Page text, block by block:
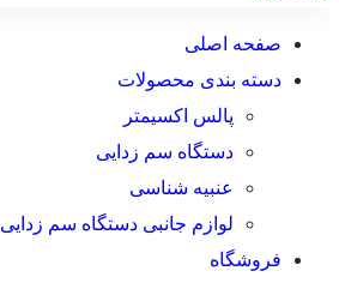
صفحه اصلی
دسته بندی محصولات
پالس اکسیمتر
دستگاه سم زدایی
عنبیه شناسی
لوازم جانبی دستگاه سم زدایی
فروشگاه